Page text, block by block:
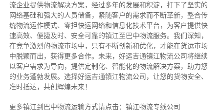
流企业提供物流解决方案，经过多年的发展和积淀，打下了坚实的
网络基础和强大的人员储备，紧随客户的需求而不断革新，整合传
统物流运作模式、零担快运网络和信息化技术平台，为客户提供快
速高效、便捷及时、安全可靠的镇江至巴中物流服务。 我们深知，
在竞争激烈的物流市场中，只有不断创新和优化，才能在货运市场
中脱颖而出，获得更多合作。 未来，好运吉通镇江物流公司将继续
以客户需求为导向，提供定制化、智能化的物流解决方案，助力您
的业务蓬勃发展。选择好运吉通镇江物流公司，让您的货物安全、
准时抵达，共创辉煌未来！
更多镇江到巴中物流运输方式请点击：镇江物流专线公司